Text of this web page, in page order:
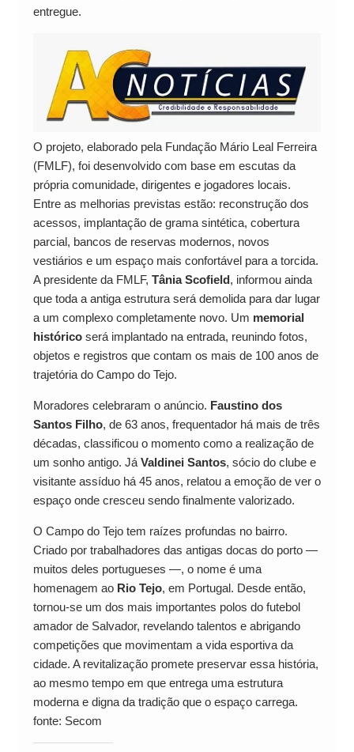
entregue.
O projeto, elaborado pela Fundação Mário Leal Ferreira
(FMLF), foi desenvolvido com base em escutas da
própria comunidade, dirigentes e jogadores locais.
Entre as melhorias previstas estão: reconstrução dos
acessos, implantação de grama sintética, cobertura
parcial, bancos de reservas modernos, novos
vestiários e um espaço mais confortável para a torcida.
A presidente da FMLF, Tânia Scofield, informou ainda
que toda a antiga estrutura será demolida para dar lugar
a um complexo completamente novo. Um memorial
históricoserá implantado na entrada, reunindo fotos,
objetos e registros que contam os mais de 100 anos de
trajetória do Campo do Tejo.
Moradores celebraram o anúncio. Faustino dos
Santos Filho, de 63 anos, frequentador há mais de três
décadas, classificou o momento como a realização de
um sonho antigo. JáValdinei Santos, sócio do clube e
visitante assíduo há 45 anos, relatou a emoção de ver o
espaço onde cresceu sendo finalmente valorizado.
O Campo do Tejo tem raízes profundas no bairro.
Criado por trabalhadores das antigas docas do porto —
muitos deles portugueses —, o nome é uma
homenagem ao Rio Tejo, em Portugal. Desde então,
tornou-se um dos mais importantes polos do futebol
amador de Salvador, revelando talentos e abrigando
competições que movimentam a vida esportiva da
cidade. A revitalização promete preservar essa história,
ao mesmo tempo em que entrega uma estrutura
moderna e digna da tradição que o espaço carrega.
fonte: Secom